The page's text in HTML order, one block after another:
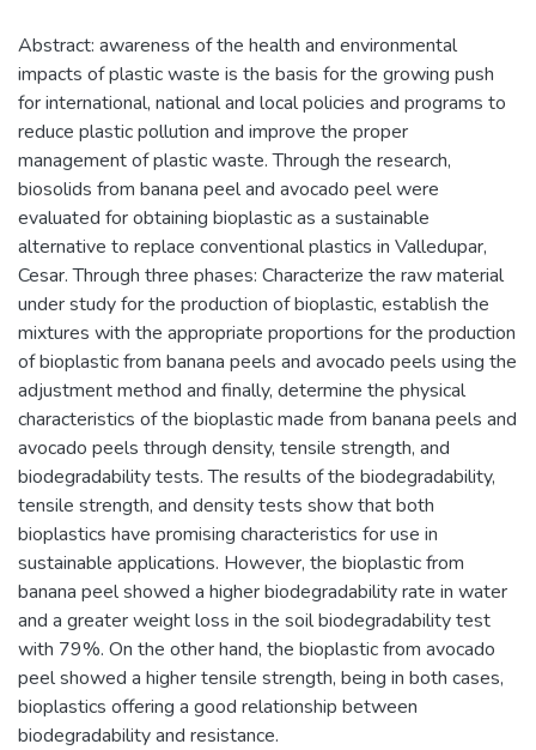
Abstract: awareness of the health and environmental
impacts of plastic waste is the basis for the growing push
for international, national and local policies and programs to
reduce plastic pollution and improve the proper
management of plastic waste. Through the research,
biosolids from banana peel and avocado peel were
evaluated for obtaining bioplastic as a sustainable
alternative to replace conventional plastics in Valledupar,
Cesar. Through three phases: Characterize the raw material
under study for the production of bioplastic, establish the
mixtures with the appropriate proportions for the production
of bioplastic from banana peels and avocado peels using the
adjustment method and finally, determine the physical
characteristics of the bioplastic made from banana peels and
avocado peels through density, tensile strength, and
biodegradability tests. The results of the biodegradability,
tensile strength, and density tests show that both
bioplastics have promising characteristics for use in
sustainable applications. However, the bioplastic from
banana peel showed a higher biodegradability rate in water
and a greater weight loss in the soil biodegradability test
with 79%. On the other hand, the bioplastic from avocado
peel showed a higher tensile strength, being in both cases,
bioplastics offering a good relationship between
biodegradability and resistance.